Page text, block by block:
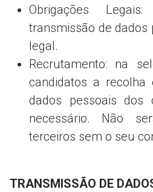
Obrigações
transmissão de dados
legal.
Recrutamento: na
candidatos a
dados pessoais dos
necessário. Não
terceiros sem o seu
TRANSMISSÃO DE